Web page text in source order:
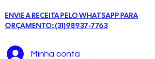
ENVIE A RECEITA PELO WHATSAPP PARA
ORÇAMENTO: (31)98937-7763
Minha conta